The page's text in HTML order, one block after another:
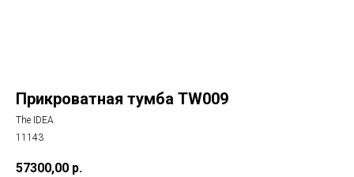
Прикроватная тумба TW009
The IDEA
11143
57300,00 р.